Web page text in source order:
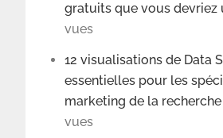
gratuits que vous devriez
vues
12 visualisations de Data
essentielles pour les
marketing de la
vues